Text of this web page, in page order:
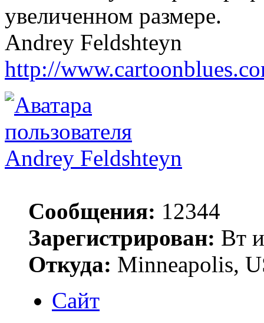
увеличенном размере.
Andrey Feldshteyn
http://
Andrey Feldshteyn
Сообщения: 12344
Зарегистрирован: Вт
Откуда: Minneapolis,
Сайт